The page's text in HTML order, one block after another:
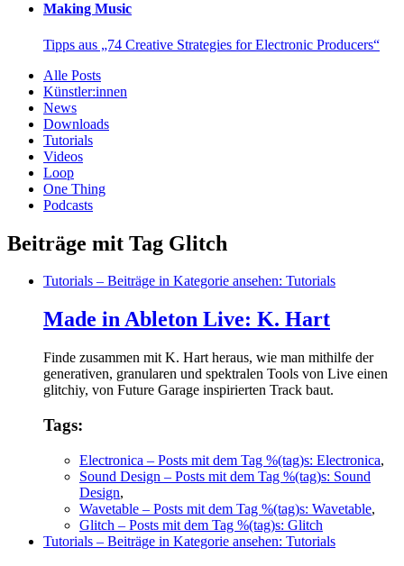
Making Music
Tipps aus „74 Creative Strategies for Electronic Producers“
Alle Posts
Künstler:innen
News
Downloads
Tutorials
Videos
Loop
One Thing
Podcasts
Beiträge mit Tag Glitch
Tutorials – Beiträge in Kategorie ansehen: Tutorials
Made in Ableton Live: K. Hart
Finde zusammen mit K. Hart heraus, wie man mithilfe der
generativen, granularen und spektralen Tools von Live einen
glitchiy, von Future Garage inspirierten Track baut.
Tags:
Electronica – Posts mit dem Tag %(tag)s: Electronica,
Sound Design – Posts mit dem Tag %(tag)s: Sound
Design,
Wavetable – Posts mit dem Tag %(tag)s: Wavetable,
Glitch – Posts mit dem Tag %(tag)s: Glitch
Tutorials – Beiträge in Kategorie ansehen: Tutorials